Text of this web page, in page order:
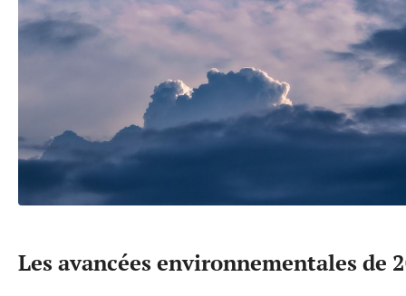
Les avancées environnementales de